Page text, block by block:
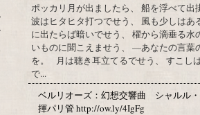
ポッカリ月が出ましたら、 船を浮べて出
波はヒタヒタ打つでせう、 風も少しはあ
に出たらば暗いでせう、 櫂から滴垂る水
いものに聞こえませう、 —あなたの言葉
を。 月は聴き耳立てるでせう、 すこし
で...
ベルリオーズ：幻想交響曲 シャルル
揮パリ管 http://ow.ly/4IgFg